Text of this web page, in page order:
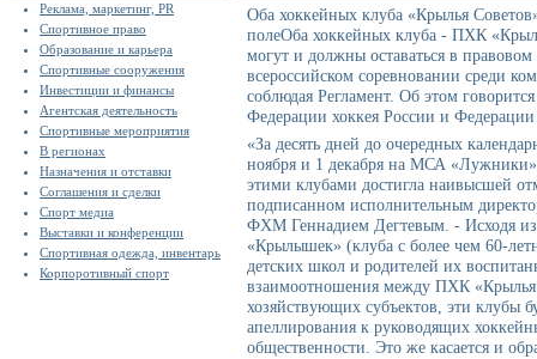
Реклама, маркетинг, PR
Спортивное право
Образование и карьера
Спортивные сооружения
Инвестиции и финансы
Агентская деятельность
Спортивные мероприятия
В регионах
Назначения и отставки
Соглашения и сделки
Спорт медиа
Выставки и конференции
Спортивная одежда, инвентарь
Корпоротивный спорт
Оба хоккейных клуба «Крылья
полеОба хоккейных клуба - ПХК
могут и должны оставаться в
всероссийском соревновании среди
соблюдая Регламент. Об этом
Федерации хоккея России и
«За десять дней до очередных
ноября и 1 декабря на МСА
этими клубами достигла наивысшей
подписанном исполнительным
ФХМ Геннадием Дегтевым. - Исходя из
«Крылышек» (клуба с более чем 60-
детских школ и родителей их
взаимоотношения между ПХК
хозяйствующих субъектов, эти клубы
апеллирования к руководящих
общественности. Это же касается и